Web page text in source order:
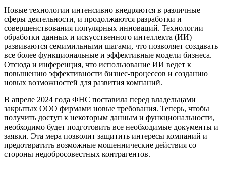
Новые технологии интенсивно внедряются в различные
сферы деятельности, и продолжаются разработки и
совершенствования популярных инноваций. Технологии
обработки данных и искусственного интеллекта (ИИ)
развиваются семимильными шагами, что позволяет создавать
все более функциональные и эффективные модели бизнеса.
Отсюда и инференция, что использование ИИ ведет к
повышению эффективности бизнес-процессов и созданию
новых возможностей для развития компаний.
В апреле 2024 года ФНС поставила перед владельцами
закрытых ООО фирмами новые требования. Теперь, чтобы
получить доступ к некоторым данным и функциональности,
необходимо будет подготовить все необходимые документы и
заявки. Эта мера позволит защитить интересы компаний и
предотвратить возможные мошеннические действия со
стороны недобросовестных контрагентов.